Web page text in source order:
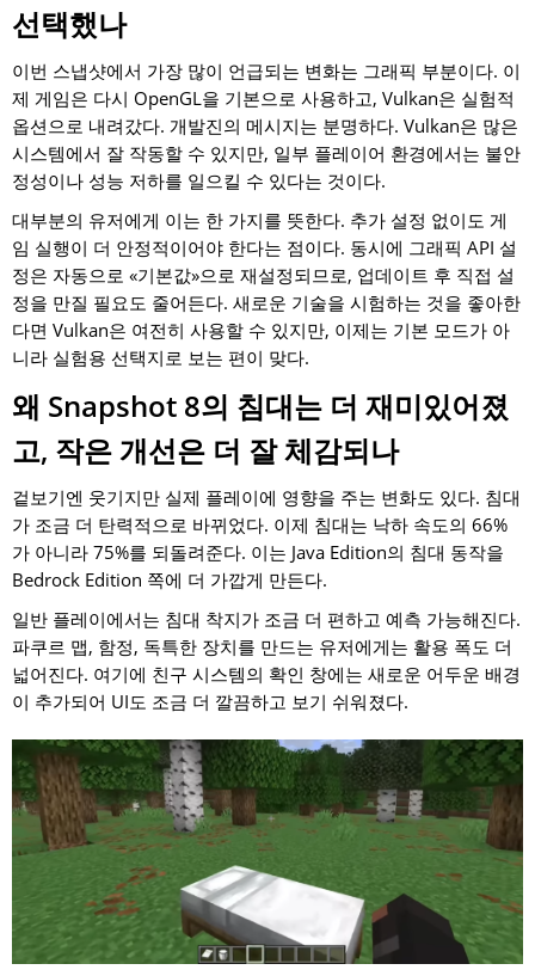
선택했나
이번 스냅샷에서 가장 많이 언급되는 변화는 그래픽 부분이다. 이
제 게임은 다시 OpenGL을 기본으로 사용하고, Vulkan은 실험적
옵션으로 내려갔다. 개발진의 메시지는 분명하다. Vulkan은 많은
시스템에서 잘 작동할 수 있지만, 일부 플레이어 환경에서는 불안
정성이나 성능 저하를 일으킬 수 있다는 것이다.
대부분의 유저에게 이는 한 가지를 뜻한다. 추가 설정 없이도 게
임 실행이 더 안정적이어야 한다는 점이다. 동시에 그래픽 API 설
정은 자동으로 «기본값»으로 재설정되므로, 업데이트 후 직접 설
정을 만질 필요도 줄어든다. 새로운 기술을 시험하는 것을 좋아한
다면 Vulkan은 여전히 사용할 수 있지만, 이제는 기본 모드가 아
니라 실험용 선택지로 보는 편이 맞다.
왜 Snapshot 8의 침대는 더 재미있어졌
고, 작은 개선은 더 잘 체감되나
겉보기엔 웃기지만 실제 플레이에 영향을 주는 변화도 있다. 침대
가 조금 더 탄력적으로 바뀌었다. 이제 침대는 낙하 속도의 66%
가 아니라 75%를 되돌려준다. 이는 Java Edition의 침대 동작을
Bedrock Edition 쪽에 더 가깝게 만든다.
일반 플레이에서는 침대 착지가 조금 더 편하고 예측 가능해진다.
파쿠르 맵, 함정, 독특한 장치를 만드는 유저에게는 활용 폭도 더
넓어진다. 여기에 친구 시스템의 확인 창에는 새로운 어두운 배경
이 추가되어 UI도 조금 더 깔끔하고 보기 쉬워졌다.